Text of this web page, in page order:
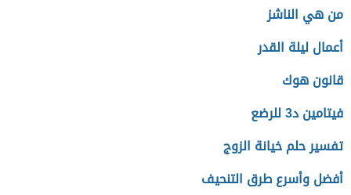
من هي الناشز
أعمال ليلة القدر
قانون هوك
فيتامين د3 للرضع
تفسير حلم خيانة الزوج
أفضل وأسرع طرق التنحيف